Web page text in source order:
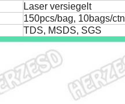
Laser versiegelt
150pcs/bag, 10bags/ctn
TDS, MSDS, SGS